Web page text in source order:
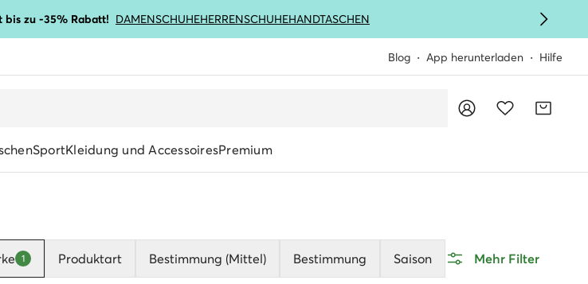
bis zu -35% Rabatt! DAMENSCHUHEHERRENSCHUHEHANDTASCHEN
Blog App herunterladen Hilfe
SportKleidung und AccessoiresPremium
1 Produktart Bestimmung (Mittel) Bestimmung Saison Mehr Filter